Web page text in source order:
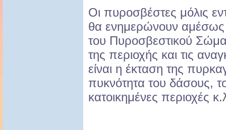
Οι πυροσβέστες μόλις
θα ενημερώνουν αμέσως
του Πυροσβεστικού
της περιοχής και τις
είναι η έκταση της
πυκνότητα του δάσους,
κατοικημένες περιοχές